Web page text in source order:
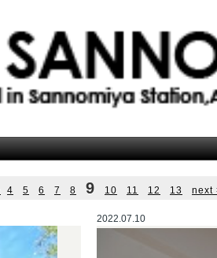
4 5 6 7 8 9 10 11 12 13 next
2022.07.10